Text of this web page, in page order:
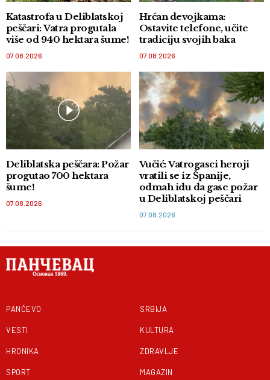
Katastrofa u Deliblatskoj
peščari: Vatra progutala
više od 940 hektara šume!
07.08.2026
Hrćan devojkama:
Ostavite telefone, učite
tradiciju svojih baka
07.08.2026
Deliblatska peščara: Požar
progutao 700 hektara
šume!
07.08.2026
Vučić: Vatrogasci heroji
vratili se iz Španije,
odmah idu da gase požar
u Deliblatskoj peščari
07.08.2026
PANČEVO
VESTI
HRONIKA
SPORT
SRBIJA
KULTURA
ZDRAVLJE
MAGAZIN